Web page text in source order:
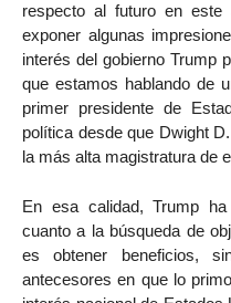
respecto al futuro en
exponer algunas
interés del gobierno Trump
que estamos hablando de
primer presidente de
política desde que Dwight
la más alta magistratura de
En esa calidad, Trump
cuanto a la búsqueda de
es obtener beneficios,
antecesores en que lo